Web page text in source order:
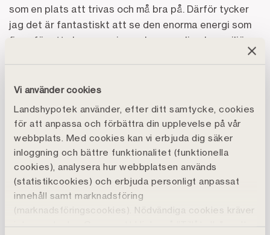
Vi använder cookies
Landshypotek använder, efter ditt samtycke, cookies
för att anpassa och förbättra din upplevelse på vår
webbplats. Med cookies kan vi erbjuda dig säker
inloggning och bättre funktionalitet (funktionella
cookies), analysera hur webbplatsen används
(statistikcookies) och erbjuda personligt anpassat
innehåll samt marknadsföring
(marknadsföringscookies). Nödvändiga cookies kräver
inte samtycke. Genom att klicka på ”Tillåt alla" godtar
som en plats att trivas och må bra på. Därför tycker
jag det är fantastiskt att se den enorma energi som
finns för att skapa mysiga och personliga hemmiljöer.
sina hem, säger Catharina Åbjörnsson Lindgren,
På hedrande andra plats kom Gabriela Nordberg som
med sin storfamilj lämnat Stockholm för det
rödmålade gamla trähuset i de kulturhistoriska
gruvarbetarkvarteren på Elsborg i Falun.
Tredjeplatsen kneps av Titti Hjelm som har lyckats
med att få till en helhet i huset i Gävle som bidrar till
en både lugn och skön atmosfär.